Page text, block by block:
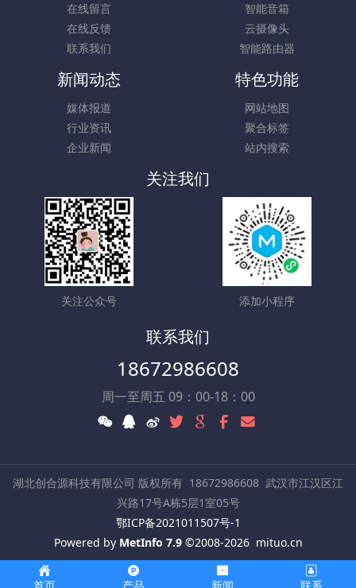
在线留言
在线反馈
联系我们
智能音箱
云摄像头
智能路由器
新闻动态
媒体报道
行业资讯
企业新闻
特色功能
网站地图
聚合标签
站内搜索
关注我们
关注公众号 添加小程序
联系我们
18672986608
周一至周五 09：00-18：00
湖北创合源科技有限公司 版权所有 18672986608 武汉市江汉区江
兴路17号A栋5层1室05号
鄂ICP备2021011507号-1
Powered by MetInfo 7.9©2008-2026 mituo.cn